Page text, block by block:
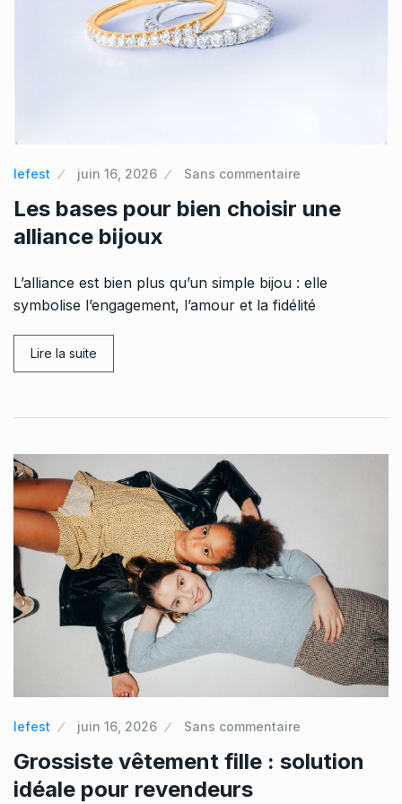
lefest juin 16, 2026 Sans commentaire
Les bases pour bien choisir une
alliance bijoux
L’alliance est bien plus qu’un simple bijou : elle
symbolise l’engagement, l’amour et la fidélité
Lire la suite
lefest juin 16, 2026 Sans commentaire
Grossiste vêtement fille : solution
idéale pour revendeurs